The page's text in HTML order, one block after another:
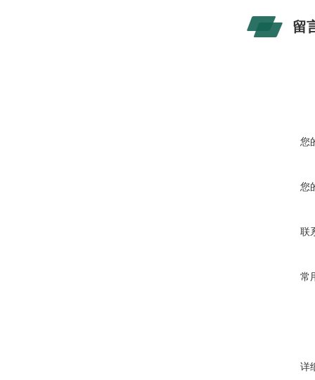
留
您
您
联
常
详